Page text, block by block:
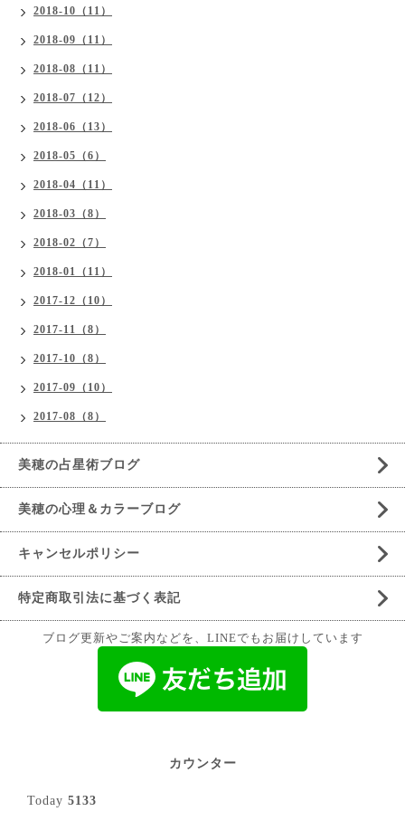
2018-10（11）
2018-09（11）
2018-08（11）
2018-07（12）
2018-06（13）
2018-05（6）
2018-04（11）
2018-03（8）
2018-02（7）
2018-01（11）
2017-12（10）
2017-11（8）
2017-10（8）
2017-09（10）
2017-08（8）
美穂の占星術ブログ
美穂の心理＆カラーブログ
キャンセルポリシー
特定商取引法に基づく表記
ブログ更新やご案内などを、LINEでもお届けしています
カウンター
Today 5133